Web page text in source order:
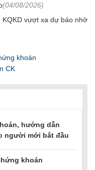
(04/08/2026)
KQKD vượt xa dự báo nhờ
hướng dẫn
người mới bắt đầu
khoán